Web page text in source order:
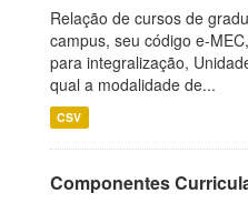
Relação de cursos de
campus, seu código e-
para integralização,
qual a modalidade de...
CSV
Componentes